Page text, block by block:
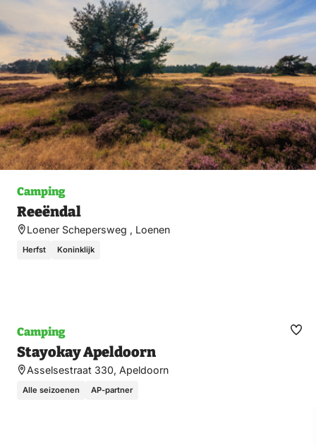
Camping
Reeëndal
Loener Schepersweg , Loenen
Herfst Koninklijk
Camping
Stayokay Apeldoorn
Asselsestraat 330, Apeldoorn
Alle seizoenen AP-partner